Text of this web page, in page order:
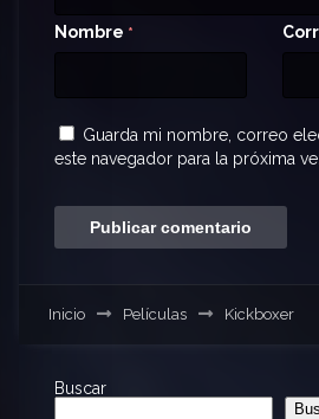
Nombre *
Guarda mi nombre, correo
este navegador para la próxima
Inicio Películas Kickboxer
Buscar